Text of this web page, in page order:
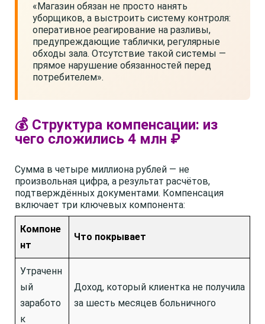
«Магазин обязан не просто нанять
уборщиков, а выстроить систему контроля:
оперативное реагирование на разливы,
предупреждающие таблички, регулярные
обходы зала. Отсутствие такой системы —
прямое нарушение обязанностей перед
потребителем».
💰 Структура компенсации: из
чего сложились 4 млн ₽
Сумма в четыре миллиона рублей — не
произвольная цифра, а результат расчётов,
подтверждённых документами. Компенсация
включает три ключевых компонента:
Компоне
нт
Что покрывает
Утраченн
ый
заработо
к
Доход, который клиентка не получила
за шесть месяцев больничного